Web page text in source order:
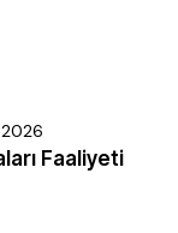
Faaliyeti